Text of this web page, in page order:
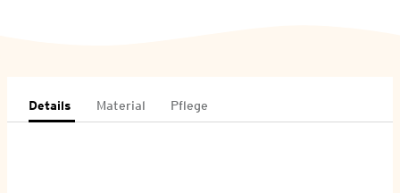
Details Material Pflege